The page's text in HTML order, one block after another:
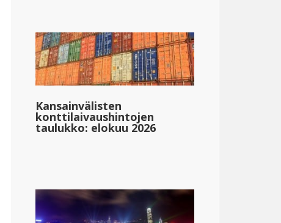
Kansainvälisten
konttilaivaushintojen
taulukko: elokuu 2026